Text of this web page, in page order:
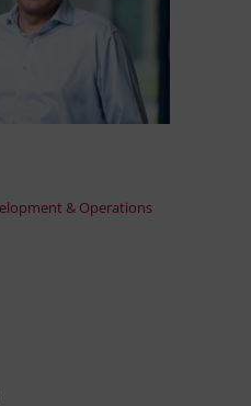
& Operations